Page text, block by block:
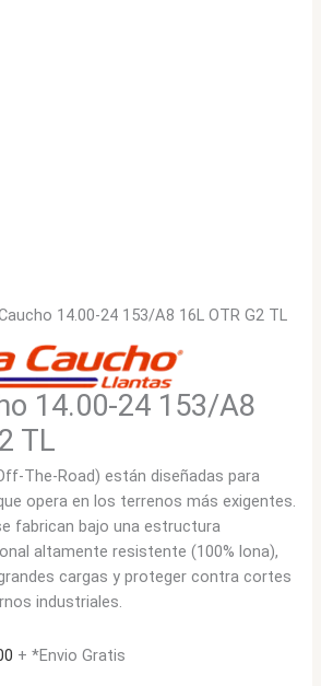
14.00-24 153/A8 16L OTR G2 TL
14.00-24 153/A8
TL
The-Road) están diseñadas para
opera en los terrenos más exigentes.
fabrican bajo una estructura
altamente resistente (100% lona),
cargas y proteger contra cortes
industriales.
El
+ *Envio Gratis